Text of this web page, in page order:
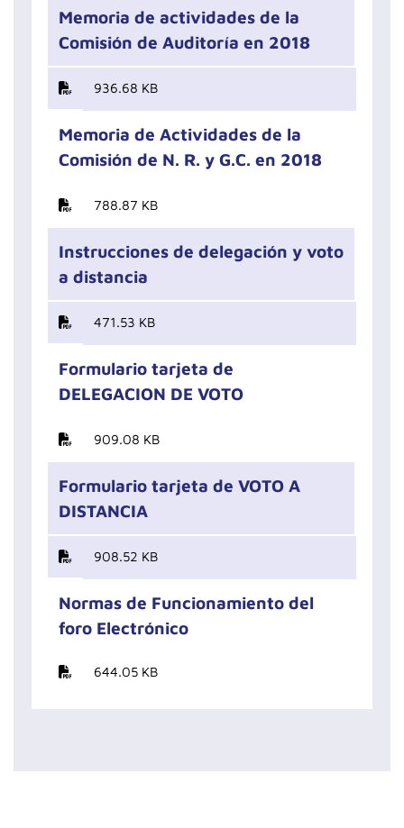
Memoria de actividades de la
Comisión de Auditoría en 2018
936.68 KB
Memoria de Actividades de la
Comisión de N. R. y G.C. en 2018
788.87 KB
Instrucciones de delegación y voto
a distancia
471.53 KB
Formulario tarjeta de
DELEGACION DE VOTO
909.08 KB
Formulario tarjeta de VOTO A
DISTANCIA
908.52 KB
Normas de Funcionamiento del
foro Electrónico
644.05 KB